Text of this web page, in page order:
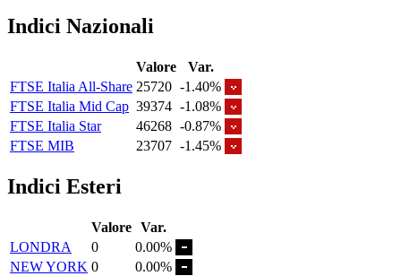
Indici Nazionali
Valore
Var.
FTSE Italia All-Share 25720 -1.40%
FTSE Italia Mid Cap 39374 -1.08%
FTSE Italia Star
46268 -0.87%
FTSE MIB
23707 -1.45%
Indici Esteri
Valore Var.
LONDRA
0
0.00%
NEW YORK 0
0.00%